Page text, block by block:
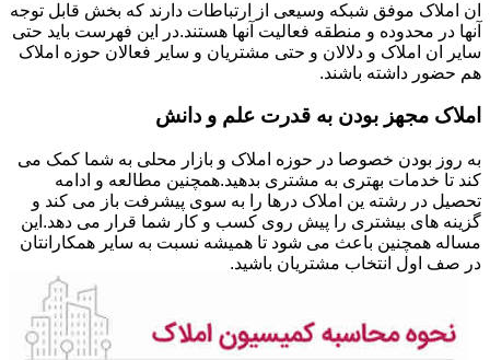
ان املاک موفق شبکه وسیعی از ارتباطات دارند که بخش قابل توجه
آنها در محدوده و منطقه فعالیت آنها هستند.در این فهرست باید حتی
سایر ان املاک و دلالان و حتی مشتریان و سایر فعالان حوزه املاک
هم حضور داشته باشند.
املاک مجهز بودن به قدرت علم و دانش
به روز بودن خصوصا در حوزه املاک و بازار محلی به شما کمک می
کند تا خدمات بهتری به مشتری بدهید.همچنین مطالعه و ادامه
تحصیل در رشته ین املاک درها را به سوی پیشرفت باز می کند و
گزینه های بیشتری را پیش روی کسب و کار شما قرار می دهد.این
مساله همچنین باعث می شود تا همیشه نسبت به سایر همکارانتان
در صف اول انتخاب مشتریان باشید.